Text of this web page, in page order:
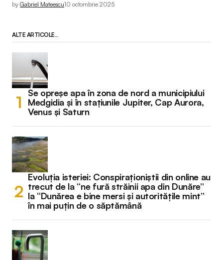
by Gabriel Mateescu10 octombrie 2025
ALTE ARTICOLE...
Se opreșe apa în zona de nord a municipiului
Medgidia și în stațiunile Jupiter, Cap Aurora,
Venus și Saturn
Evoluția isteriei: Conspiraționiștii din online au
trecut de la “ne fură străinii apa din Dunăre”
la “Dunărea e bine mersi și autoritățile mint”
în mai puțin de o săptămână